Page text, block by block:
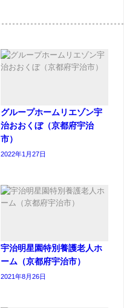
グループホームリエゾン宇
治おおくぼ（京都府宇治
市）
2022年1月27日
宇治明星園特別養護老人ホ
ーム（京都府宇治市）
2021年8月26日